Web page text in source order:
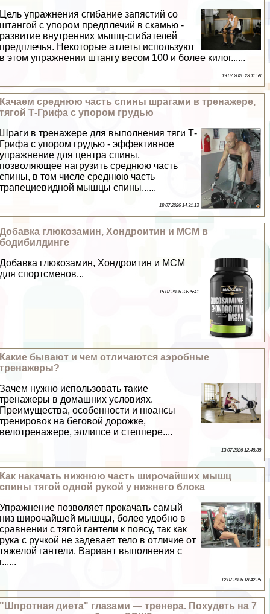
Цель упражнения сгибание запястий со
штангой с упором предплечий в скамью -
развитие внутренних мышц-сгибателей
предплечья. Некоторые атлеты используют
в этом упражнении штангу весом 100 и более килог......
19 07 2026 23:11:58
Качаем среднюю часть спины шрагами в тренажере,
тягой Т-Грифа с упором гpyдью
Шраги в тренажере для выполнения тяги Т-
Грифа с упором гpyдью - эффективное
упражнение для центра спины,
позволяющее нагрузить среднюю часть
спины, в том числе среднюю часть
трапециевидной мышцы спины......
18 07 2026 14:31:13
Добавка глюкозамин, Хондроитин и МСМ в
бодибилдинге
Добавка глюкозамин, Хондроитин и МСМ
для спортсменов...
15 07 2026 23:35:41
Какие бывают и чем отличаются аэробные
тренажеры?
Зачем нужно использовать такие
тренажеры в домашних условиях.
Преимущества, особенности и нюансы
тренировок на беговой дорожке,
велотренажере, эллипсе и степпере....
13 07 2026 12:48:38
Как накачать нижнюю часть широчайших мышц
спины тягой одной рукой у нижнего блока
Упражнение позволяет прокачать самый
низ широчайшей мышцы, более удобно в
сравнении с тягой гантели к поясу, так как
рука с ручкой не задевает тело в отличие от
тяжелой гантели. Вариант выполнения с
г......
12 07 2026 18:42:25
"Шпротная диета" глазами — тренера. Похудеть на 7